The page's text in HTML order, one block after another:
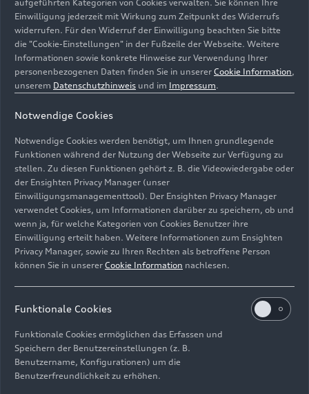
Triebstranggenerator zeigt der V6 TDI
EA897evo4 kraftvolle Leistungsentfaltung in
jeder Fahrsituation – beim Anfahren, beim
Beschleunigen am Ortsausgang, beim
Überholvorgang oder auf der Autobahn.
Der elektrisch angetriebene Verdichter
und ermöglicht es, dabei mit hohem
Drehmoment zu fahren. Das führt zu einem
deutlich niedrigeren Kraftstoffverbrauch im
Vergleich zur bisherigen Motorengeneration.
Zusätzlich wurde die Spontanität beim Anfahren
erheblich verbessert: In den ersten 2,5 Sekunden
legt das Fahrzeug gut eine Wagenlänge mehr
zurück. Während der Riemenstartergenerator den
Triebstranggenerator und der elektrisch
Beschleunigung. Hierbei verstärkt der elektrisch
angetriebene Verdichter den Ladedruckaufbau im
Motor. Gleichzeitig überträgt der
aufgeführten Kategorien von Cookies verwalten. Sie können Ihre
Einwilligung jederzeit mit Wirkung zum Zeitpunkt des Widerrufs
widerrufen. Für den Widerruf der Einwilligung beachten Sie bitte
die "Cookie-Einstellungen" in der Fußzeile der Webseite. Weitere
Informationen sowie konkrete Hinweise zur Verwendung Ihrer
personenbezogenen Daten finden Sie in unserer Cookie Information,
unserem Datenschutzhinweis und im Impressum.
Notwendige Cookies
Notwendige Cookies werden benötigt, um Ihnen grundlegende
Funktionen während der Nutzung der Webseite zur Verfügung zu
stellen. Zu diesen Funktionen gehört z. B. die Videowiedergabe oder
der Ensighten Privacy Manager (unser
Einwilligungsmanagementtool). Der Ensighten Privacy Manager
verwendet Cookies, um Informationen darüber zu speichern, ob und
wenn ja, für welche Kategorien von Cookies Benutzer ihre
Einwilligung erteilt haben. Weitere Informationen zum Ensighten
Privacy Manager, sowie zu Ihren Rechten als betroffene Person
können Sie in unserer Cookie Information nachlesen.
Funktionale Cookies
Funktionale Cookies ermöglichen das Erfassen und
Speichern der Benutzereinstellungen (z. B.
Benutzername, Konfigurationen) um die
Benutzerfreundlichkeit zu erhöhen.